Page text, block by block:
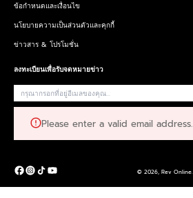
ข้อกำหนดและเงื่อนไข
นโยบายความเป็นส่วนตัวและคุกกี้
ข่าวสาร & โปรโมชั่น
ลงทะเบียนเพื่อรับจดหมายข่าว
Please enter a valid email address.
© 2026, Rev Online.